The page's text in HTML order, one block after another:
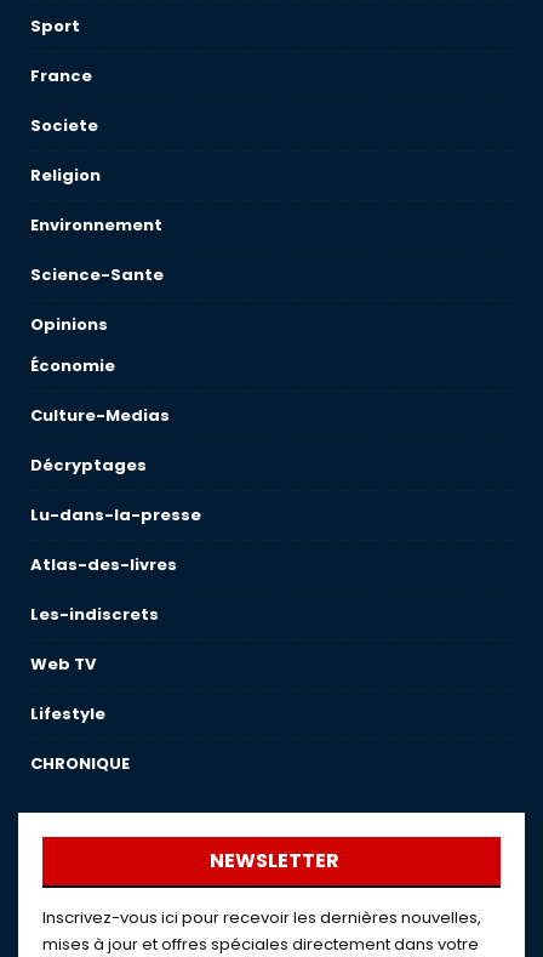
Sport
France
Societe
Religion
Environnement
Science-Sante
Opinions
Économie
Culture-Medias
Décryptages
Lu-dans-la-presse
Atlas-des-livres
Les-indiscrets
Web TV
Lifestyle
CHRONIQUE
NEWSLETTER
Inscrivez-vous ici pour recevoir les dernières nouvelles,
mises à jour et offres spéciales directement dans votre